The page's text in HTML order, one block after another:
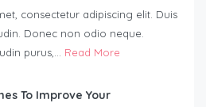
consectetur adipiscing elit. Duis
Donec non odio neque.
purus,... Read More
To Improve Your